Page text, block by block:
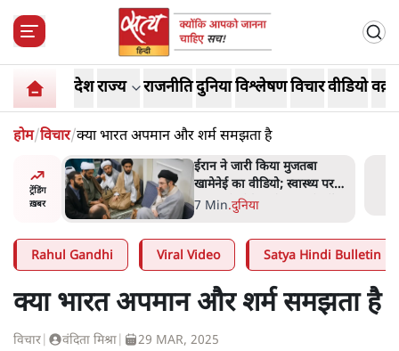
देशराज्य राजनीतिदुनियाविश्लेषणविचारवीडियो
होम/विचार/क्या भारत अपमान और शर्म समझता है
ट्रेंडिंग
ख़बर
आए हैं
ईरान ने जारी किया मुजतबा
खामेनेई का वीडियो; स्वास्थ्य पर
इसराइली मीडिया में चल रही थीं
7 Min.दुनिया
Rahul Gandhi Viral Video Satya Hindi Bulletin
क्या भारत अपमान और शर्म समझता है
विचार वंदिता मिश्रा 29 MAR, 2025